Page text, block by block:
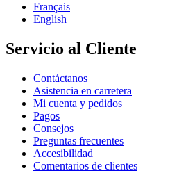
Français
English
Servicio al Cliente
Contáctanos
Asistencia en carretera
Mi cuenta y pedidos
Pagos
Consejos
Preguntas frecuentes
Accesibilidad
Comentarios de clientes